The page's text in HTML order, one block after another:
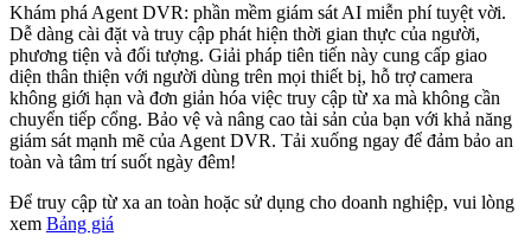
Khám phá Agent DVR: phần mềm giám sát AI miễn phí tuyệt vời.
Dễ dàng cài đặt và truy cập phát hiện thời gian thực của người,
phương tiện và đối tượng. Giải pháp tiên tiến này cung cấp giao
diện thân thiện với người dùng trên mọi thiết bị, hỗ trợ camera
không giới hạn và đơn giản hóa việc truy cập từ xa mà không cần
chuyển tiếp cổng. Bảo vệ và nâng cao tài sản của bạn với khả năng
giám sát mạnh mẽ của Agent DVR. Tải xuống ngay để đảm bảo an
toàn và tâm trí suốt ngày đêm!
Để truy cập từ xa an toàn hoặc sử dụng cho doanh nghiệp, vui lòng
xem Bảng giá